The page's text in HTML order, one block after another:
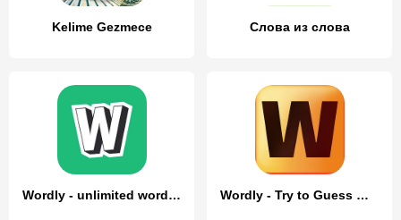
Kelime Gezmece Слова из слова
Wordly - unlimited word game Wordly - Try to Guess Word